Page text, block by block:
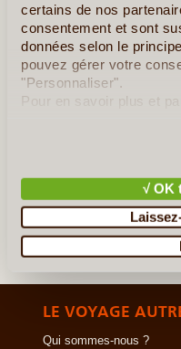
certains de nos
consentement et sont
données selon le
pouvez gérer votre
"Personnaliser".
Pour en savoir plus et
√ OK
Tous les
LE VOYAGE
Qui sommes-nous ?